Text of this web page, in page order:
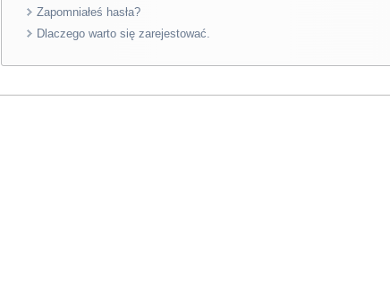
Zapomniałeś hasła?
Dlaczego warto się zarejestować.